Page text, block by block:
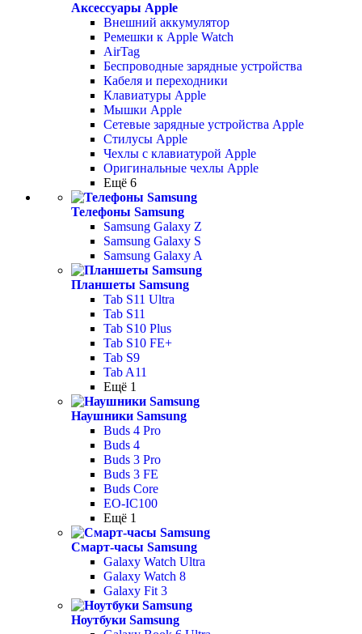
Аксессуары Apple
Внешний аккумулятор
Ремешки к Apple Watch
AirTag
Беспроводные зарядные устройства
Кабеля и переходники
Клавиатуры Apple
Мышки Apple
Сетевые зарядные устройства Apple
Стилусы Apple
Чехлы с клавиатурой Apple
Оригинальные чехлы Apple
Ещё 6
Телефоны Samsung
Samsung Galaxy Z
Samsung Galaxy S
Samsung Galaxy A
Планшеты Samsung
Tab S11 Ultra
Tab S11
Tab S10 Plus
Tab S10 FE+
Tab S9
Tab A11
Ещё 1
Наушники Samsung
Buds 4 Pro
Buds 4
Buds 3 Pro
Buds 3 FE
Buds Core
EO-IC100
Ещё 1
Смарт-часы Samsung
Galaxy Watch Ultra
Galaxy Watch 8
Galaxy Fit 3
Ноутбуки Samsung